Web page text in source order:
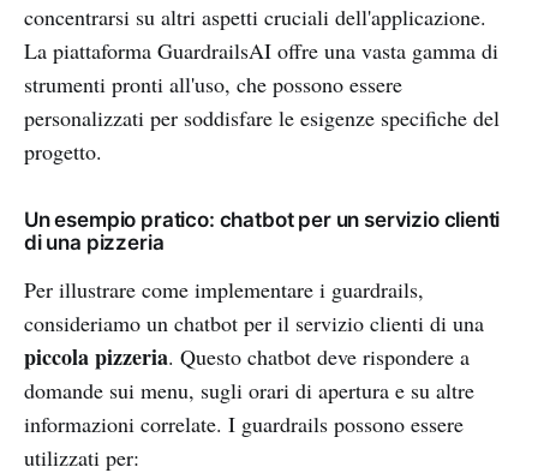
concentrarsi su altri aspetti cruciali dell'applicazione.
La piattaforma GuardrailsAI offre una vasta gamma di
strumenti pronti all'uso, che possono essere
personalizzati per soddisfare le esigenze specifiche del
progetto.
Un esempio pratico: chatbot per un servizio clienti
di una pizzeria
Per illustrare come implementare i guardrails,
consideriamo un chatbot per il servizio clienti di una
piccola pizzeria. Questo chatbot deve rispondere a
domande sui menu, sugli orari di apertura e su altre
informazioni correlate. I guardrails possono essere
utilizzati per: